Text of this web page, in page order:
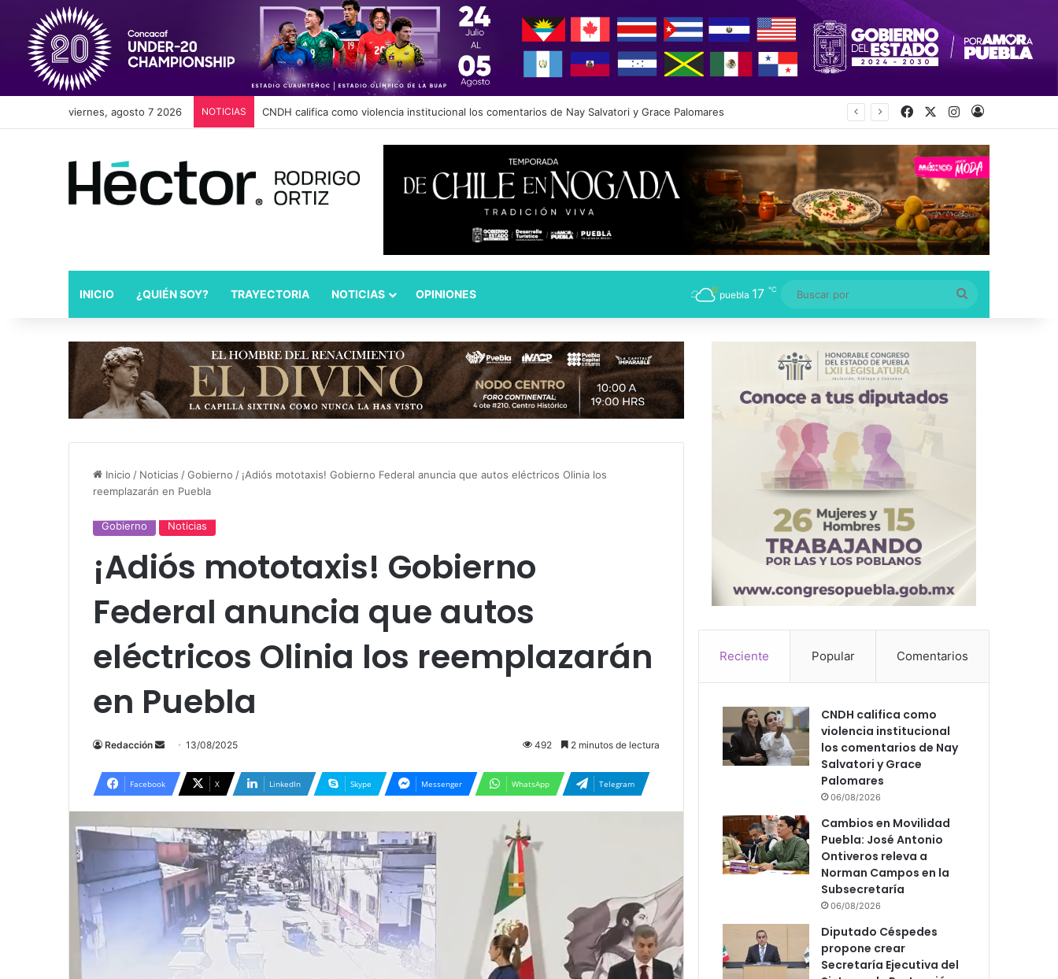
viernes, agosto 7 2026 NOTICIAS Cambios en Movilidad Puebla: José Antonio Ontiveros releva a Norman Campos en la Subsecretaría FacebookInstagram
Acceso
INICIO ¿QUIÉN SOY? TRAYECTORIA NOTICIAS OPINIONES puebla 17 ℃
por
Inicio / Noticias /Gobierno / ¡Adiós mototaxis! Gobierno Federal anuncia que autos eléctricos Olinia los
reemplazarán en Puebla
Gobierno Noticias
¡Adiós mototaxis! Gobierno
Federal anuncia que autos
eléctricos Olinia los reemplazarán
en Puebla
Redacción
Send
email
13/08/2025 492 2 minutos de lectura
Facebook X LinkedIn Skype Messenger WhatsApp Telegram
Reciente Popular Comentarios
CNDH califica como
violencia institucional
los comentarios de Nay
Salvatori y Grace
Palomares
06/08/2026
Cambios en Movilidad
Puebla: José Antonio
Ontiveros releva a
Norman Campos en la
Subsecretaría
06/08/2026
Diputado Céspedes
propone crear
Secretaría Ejecutiva del